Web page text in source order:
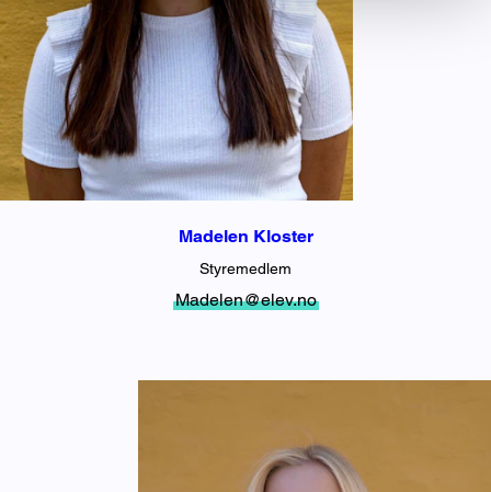
Madelen Kloster
Styremedlem
Madelen@elev.no